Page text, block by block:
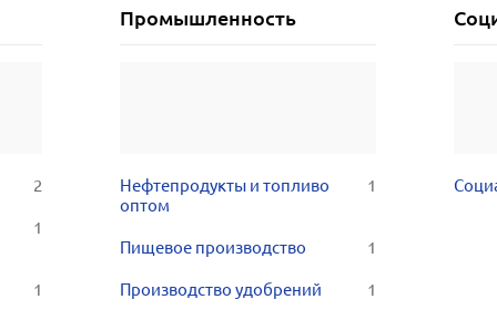
2
1
1
Промышленность
Нефтепродукты и топливо
оптом
1
Пищевое производство 1
Производство удобрений 1